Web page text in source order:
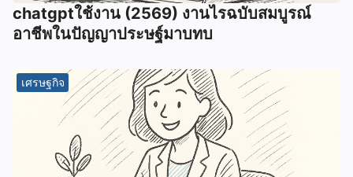
chatgptใช้งาน (2569) งานไรฉบับสมบูรณ์
อาชีพในปัญญาประษฐ์มาบทบ
เศรษฐกิจ